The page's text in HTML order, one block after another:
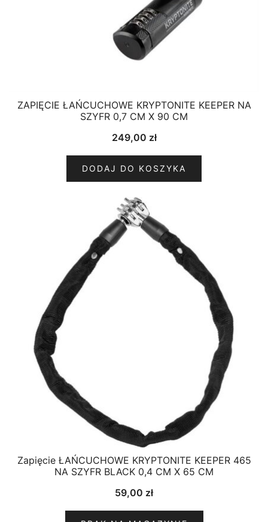
ZAPIĘCIE ŁAŃCUCHOWE KRYPTONITE KEEPER NA
SZYFR 0,7 CM X 90 CM
249,00 zł
DODAJ DO KOSZYKA
Zapięcie ŁAŃCUCHOWE KRYPTONITE KEEPER 465
NA SZYFR BLACK 0,4 CM X 65 CM
59,00 zł